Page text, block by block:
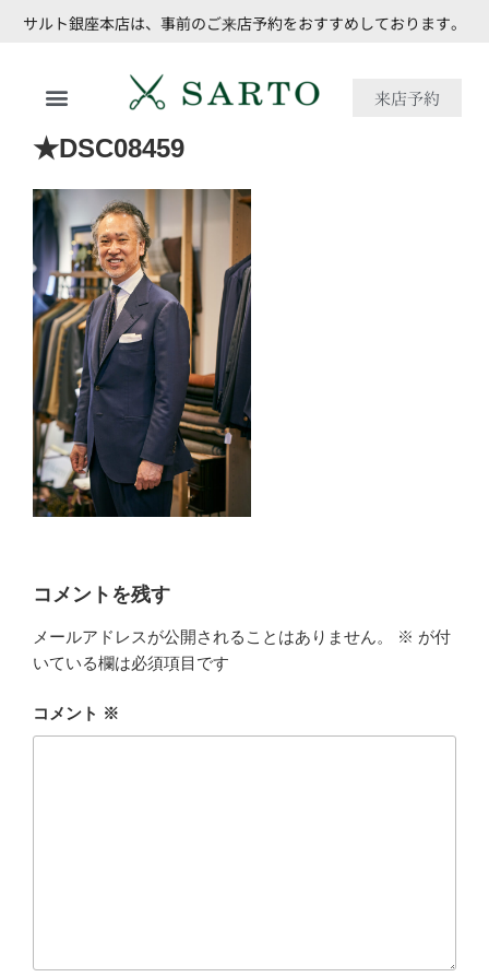
サルト銀座本店は、事前のご来店予約をおすすめしております。
来店予約
★DSC08459
コメントを残す
メールアドレスが公開されることはありません。 ※ が付
いている欄は必須項目です
コメント ※